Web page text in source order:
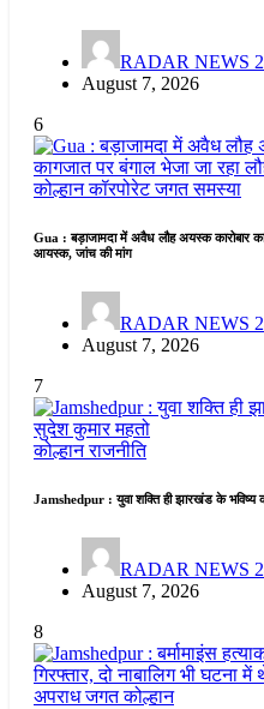
RADAR NEWS
August 7, 2026
6
कोल्हानकॉरपोरेट जगतसमस्या
Gua : बड़ाजामदा में अवैध लौह अयस्क कारोबार
आयस्क, जांच की मांग
RADAR NEWS
August 7, 2026
7
कोल्हानराजनीति
Jamshedpur : युवा शक्ति ही झारखंड के भविष्य
RADAR NEWS
August 7, 2026
8
अपराध जगतकोल्हान